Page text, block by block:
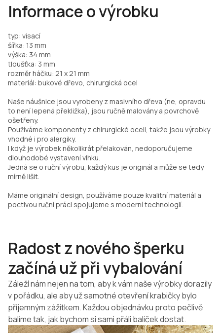
Informace o výrobku
typ: visací
šířka: 13 mm
výška: 34 mm
tloušťka: 3 mm
rozměr háčku: 21 x 21 mm
materiál: bukové dřevo, chirurgická ocel
Naše náušnice jsou vyrobeny z masivního dřeva (ne, opravdu
to není lepená překližka), jsou ručně malovány a povrchově
ošetřeny.
Používáme komponenty z chirurgické oceli, takže jsou výrobky
vhodné i pro alergiky.
I když je výrobek několikrát přelakován, nedoporučujeme
dlouhodobé vystavení vlhku.
Jedná se o ruční výrobu, každý kus je originál a může se tedy
mírně lišit.
Máme originální design, používáme pouze kvalitní materiál a
poctivou ruční práci spojujeme s moderní technologií.
Radost z nového šperku
začíná už při vybalování
Záleží nám nejen na tom, aby k vám naše výrobky dorazily
v pořádku, ale aby už samotné otevření krabičky bylo
příjemným zážitkem. Každou objednávku proto pečlivě
balíme tak, jak bychom si sami přáli balíček dostat.